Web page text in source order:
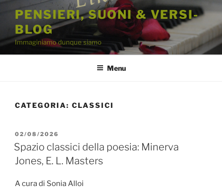
contenuto
PENSIERI, SUONI & VERSI-
BLOG
Immaginiamo dunque siamo
Menu
CATEGORIA: CLASSICI
PUBBLICATO
IL
02/08/2026
Spazio classici della poesia: Minerva
Jones, E. L. Masters
A cura di Sonia Alloi